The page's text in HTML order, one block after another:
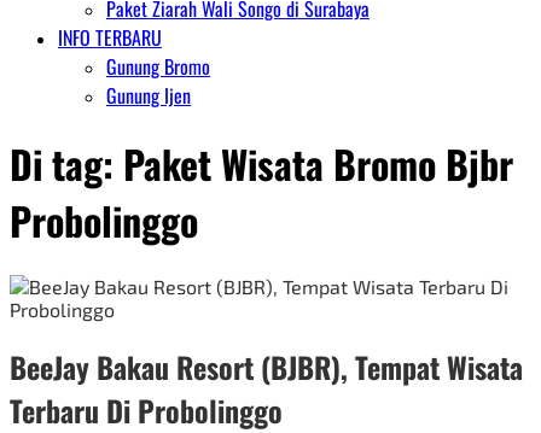
Paket Ziarah Wali Songo di Surabaya
INFO TERBARU
Gunung Bromo
Gunung Ijen
Di tag: Paket Wisata Bromo Bjbr
Probolinggo
BeeJay Bakau Resort (BJBR), Tempat Wisata
Terbaru Di Probolinggo